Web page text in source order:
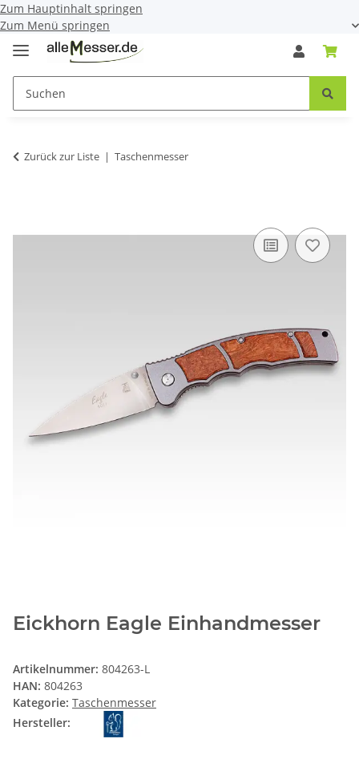
Zum Hauptinhalt springen
Zum Menü springen
Zurück zur Liste Taschenmesser
Eickhorn Eagle Einhandmesser
Artikelnummer: 804263-L
HAN: 804263
Kategorie: Taschenmesser
Hersteller: